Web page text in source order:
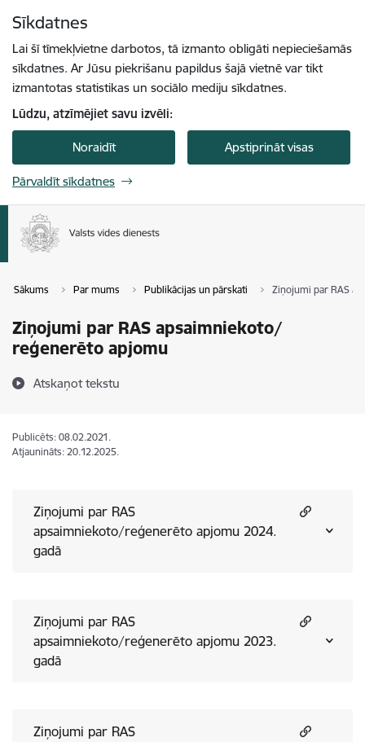
Sīkdatnes
Lai šī tīmekļvietne darbotos, tā izmanto obligāti nepieciešamās
sīkdatnes. Ar Jūsu piekrišanu papildus šajā vietnē var tikt
izmantotas statistikas un sociālo mediju sīkdatnes.
Lūdzu, atzīmējiet savu izvēli:
Noraidīt Apstiprināt visas
Pārvaldīt sīkdatnes
Sākums Par mums Publikācijas un pārskati Ziņojumi par RAS
Ziņojumi par RAS apsaimniekoto/
reģenerēto apjomu
Atskaņot tekstu
Publicēts: 08.02.2021.
Atjaunināts: 20.12.2025.
Ziņojumi par RAS
apsaimniekoto/reģenerēto apjomu 2024.
gadā
Ziņojumi par RAS
apsaimniekoto/reģenerēto apjomu 2023.
gadā
Ziņojumi par RAS